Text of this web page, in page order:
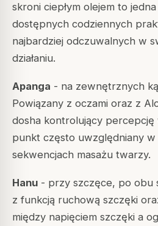
skroni ciepłym olejem to jedna
dostępnych codziennych
najbardziej odczuwalnych w
działaniu.
Apanga - na zewnętrznych
Powiązany z oczami oraz z
dosha kontrolujący
punkt często uwzględniany w
sekwencjach masażu twarzy.
Hanu - przy szczęce, po obu
z funkcją ruchową szczęki
między napięciem szczęki a